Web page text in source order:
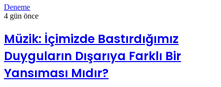
Deneme
4 gün önce
Müzik: İçimizde Bastırdığımız
Duyguların Dışarıya Farklı Bir
Yansıması Mıdır?